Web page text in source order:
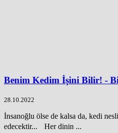
Benim Kedim İşini Bilir! -
28.10.2022
İnsanoğlu ölse de kalsa da, kedi
edecektir... Her dinin ...